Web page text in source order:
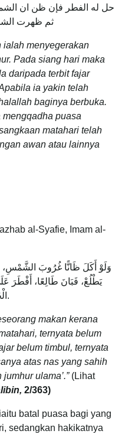
حل له الفطر فإن ظن ان
ثم ظهرت
ialah menyegerakan
Pada siang hari maka
daripada terbit fajar
ia yakin telah
baginya berbuka.
puasa
matahari telah
awan atau lainnya
al-Syafie, Imam al-
وَلَوْ أَكَلَ ظَانًّا غُرُوبَ الشَّمْسِ،
يَطْلُعْ، فَبَانَ طَالِعًا، أَفْطَرَ
الْجُمْهُورُ.
makan kerana
ternyata belum
belum timbul, ternyata
atas nas yang sahih
ulama’.” (Lihat
2/363)
batal puasa bagi yang
sedangkan hakikatnya